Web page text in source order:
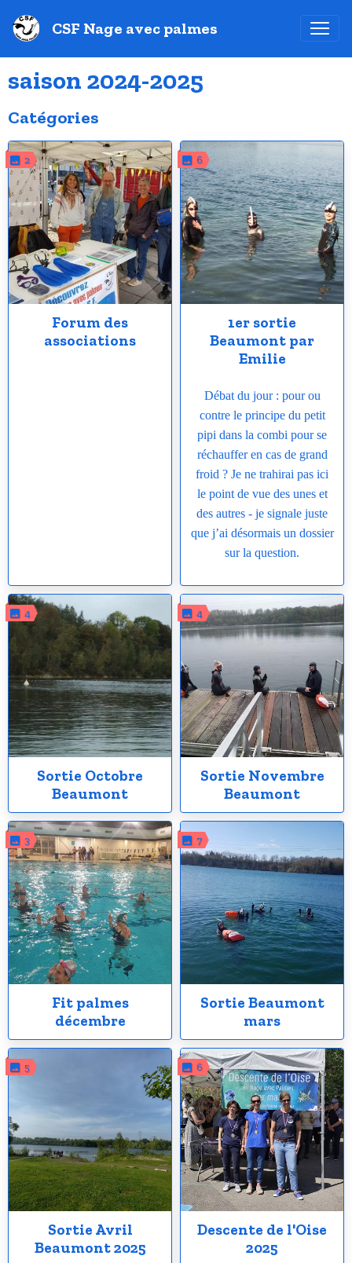
CSF Nage avec palmes
saison 2024-2025
Catégories
2
Forum des
associations
6
1er sortie
Beaumont par
Emilie
Débat du jour : pour ou
contre le principe du petit
pipi dans la combi pour se
réchauffer en cas de grand
froid ? Je ne trahirai pas ici
le point de vue des unes et
des autres - je signale juste
que j’ai désormais un dossier
sur la question.
4
Sortie Octobre
Beaumont
4
Sortie Novembre
Beaumont
3
Fit palmes
décembre
7
Sortie Beaumont
mars
5
Sortie Avril
Beaumont 2025
6
Descente de l'Oise
2025